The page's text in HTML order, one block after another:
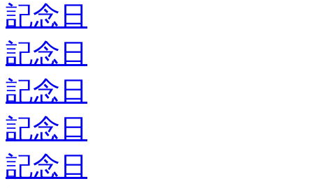
記念日
記念日
記念日
記念日
記念日